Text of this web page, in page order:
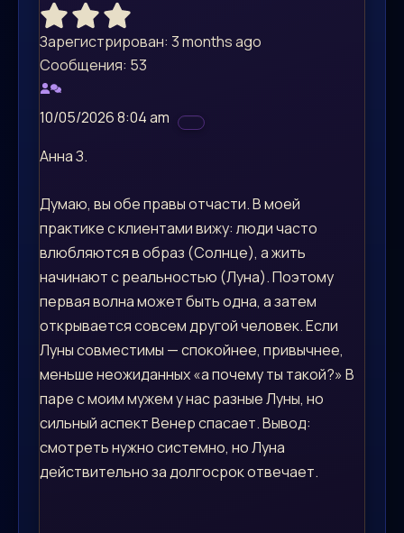
Зарегистрирован: 3 months ago
Сообщения: 53
10/05/2026 8:04 am
Анна З.
Думаю, вы обе правы отчасти. В моей
практике с клиентами вижу: люди часто
влюбляются в образ (Солнце), а жить
начинают с реальностью (Луна). Поэтому
первая волна может быть одна, а затем
открывается совсем другой человек. Если
Луны совместимы — спокойнее, привычнее,
меньше неожиданных «а почему ты такой?» В
паре с моим мужем у нас разные Луны, но
сильный аспект Венер спасает. Вывод:
смотреть нужно системно, но Луна
действительно за долгосрок отвечает.